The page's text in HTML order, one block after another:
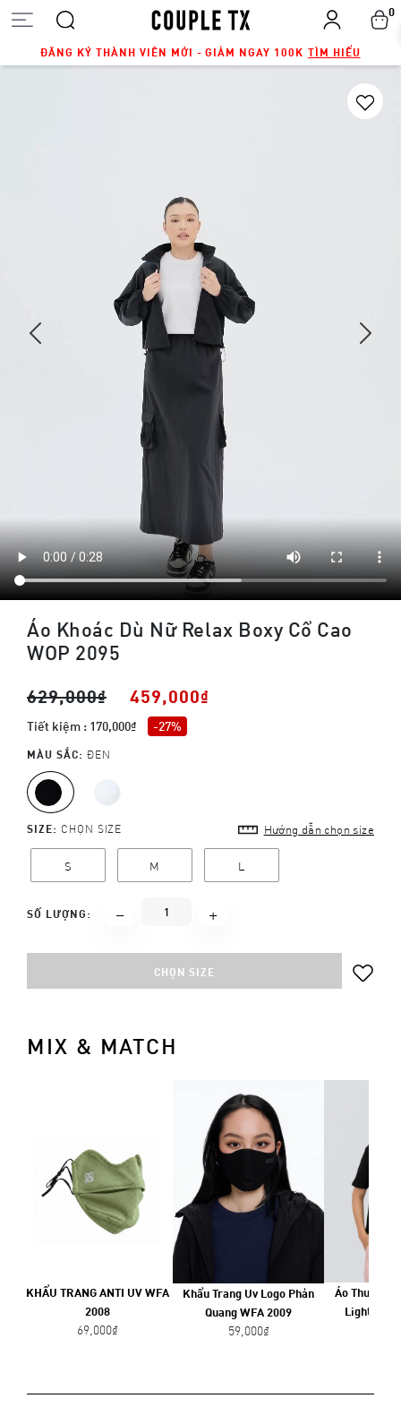
ĐĂNG KÝ THÀNH VIÊN MỚI - GIẢM NGAY 100K TÌM HIỂU
0
Previous
Next
Áo Khoác Dù Nữ Relax Boxy Cổ Cao
WOP 2095
629,000₫ 459,000₫
Tiết kiệm : 170,000₫ -27%
MÀU SẮC: ĐEN
SIZE: CHỌN SIZE Hướng dẫn chọn size
S M L
SỐ LƯỢNG:
CHỌN SIZE
MIX & MATCH
KHẨU TRANG ANTI UV WFA
2008
69,000₫
Khẩu Trang Uv Logo Phản
Quang WFA 2009
59,000₫
Áo Thun Nữ
Light